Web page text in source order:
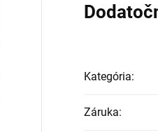
Kategória:
Záruka: